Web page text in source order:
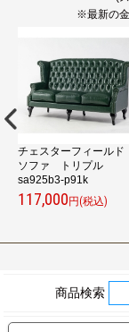
※最新の
チェスターフィールド
ソファ トリプル
sa925b3-p91k
117,000円(税込)
商品検索